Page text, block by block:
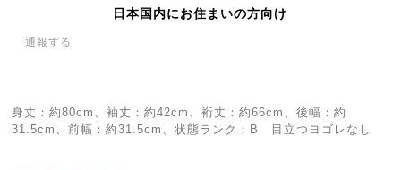
日本国内にお住まいの方向け
通報する
身丈：約80cm、袖丈：約42cm、裄丈：約66cm、後幅：約
31.5cm、前幅：約31.5cm、状態ランク：B 目立つヨゴレなし